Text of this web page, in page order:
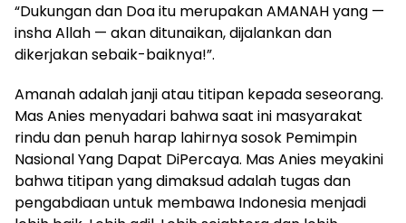
“Dukungan dan Doa itu merupakan AMANAH yang —
insha Allah — akan ditunaikan, dijalankan dan
dikerjakan sebaik-baiknya!”.
Amanah adalah janji atau titipan kepada seseorang.
Mas Anies menyadari bahwa saat ini masyarakat
rindu dan penuh harap lahirnya sosok Pemimpin
Nasional Yang Dapat DiPercaya. Mas Anies meyakini
bahwa titipan yang dimaksud adalah tugas dan
pengabdiaan untuk membawa Indonesia menjadi